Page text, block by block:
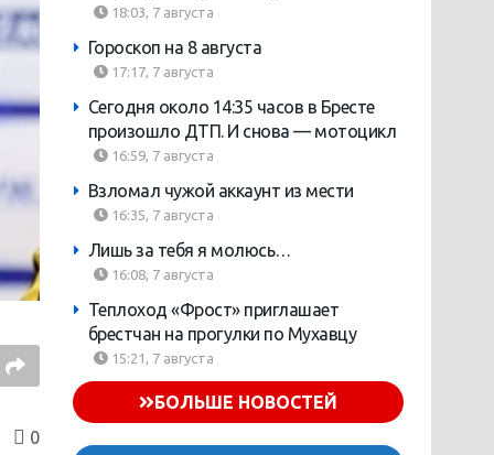
0
18:03, 7 августа
Гороскоп на 8 августа
17:17, 7 августа
Сегодня около 14:35 часов в Бресте
произошло ДТП. И снова — мотоцикл
16:59, 7 августа
Взломал чужой аккаунт из мести
16:35, 7 августа
Лишь за тебя я молюсь…
16:08, 7 августа
Теплоход «Фрост» приглашает
брестчан на прогулки по Мухавцу
15:21, 7 августа
БОЛЬШЕ НОВОСТЕЙ